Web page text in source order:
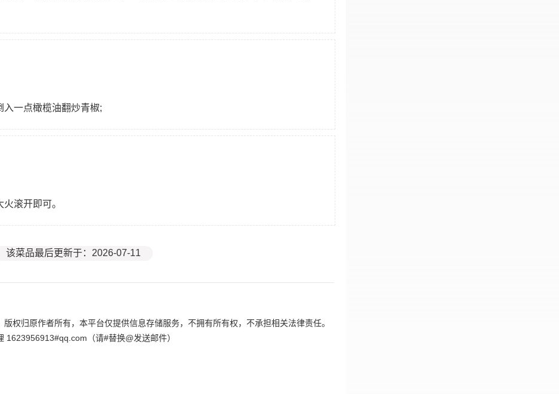
一点橄榄油翻炒青椒;
滚开即可。
该菜品最后更新于：2026-07-11
权归原作者所有，本平台仅提供信息存储服务，不拥有所有权，不承担相关法律责任。
1623956913#qq.com（请#替换@发送邮件）